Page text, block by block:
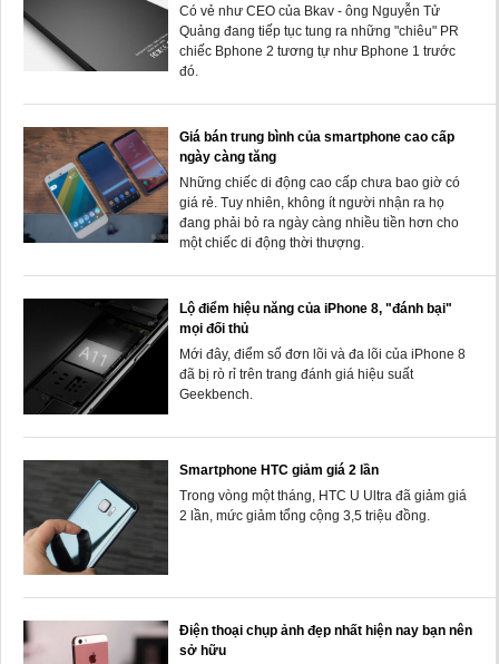
Có vẻ như CEO của Bkav - ông Nguyễn Tử
Quảng đang tiếp tục tung ra những "chiêu" PR
chiếc Bphone 2 tương tự như Bphone 1 trước
đó.
Giá bán trung bình của smartphone cao cấp
ngày càng tăng
Những chiếc di động cao cấp chưa bao giờ có
giá rẻ. Tuy nhiên, không ít người nhận ra họ
đang phải bỏ ra ngày càng nhiều tiền hơn cho
một chiếc di động thời thượng.
Lộ điểm hiệu năng của iPhone 8, "đánh bại"
mọi đối thủ
Mới đây, điểm số đơn lõi và đa lõi của iPhone 8
đã bị rò rỉ trên trang đánh giá hiệu suất
Geekbench.
Smartphone HTC giảm giá 2 lần
Trong vòng một tháng, HTC U Ultra đã giảm giá
2 lần, mức giảm tổng cộng 3,5 triệu đồng.
Điện thoại chụp ảnh đẹp nhất hiện nay bạn nên
sở hữu